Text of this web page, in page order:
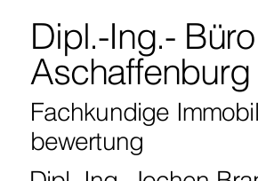
Dipl.-Ing.-
Aschaffenburg
Fachkundige
bewertung